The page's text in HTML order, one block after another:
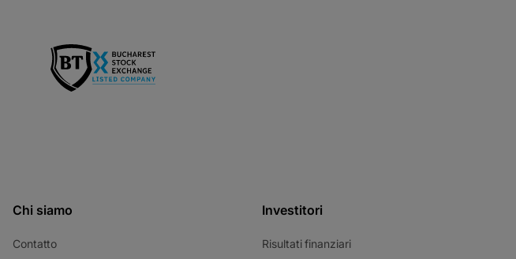
Chi siamo
Contatto
Investitori
Risultati finanziari